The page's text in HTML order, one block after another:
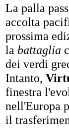
La palla
accolta
prossima
la battaglia
dei verdi
Intanto,
finestra
nell'Europa
il